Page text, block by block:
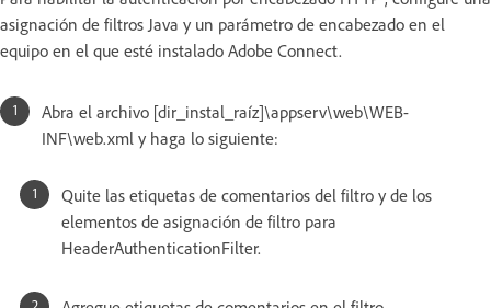
asignación de filtros Java y un parámetro de encabezado en el
equipo en el que esté instalado Adobe Connect.
Abra el archivo [dir_instal_raíz]\appserv\web\WEB-
INF\web.xml y haga lo siguiente:
Quite las etiquetas de comentarios del filtro y de los
elementos de asignación de filtro para
HeaderAuthenticationFilter.